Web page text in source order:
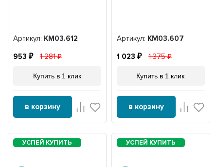
Артикул: KM03.612
953 1 281
Купить в 1 клик
в корзину
Артикул: KM03.607
1 023 1 375
Купить в 1 клик
в корзину